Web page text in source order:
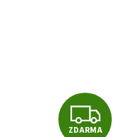
Z
ZDARMA